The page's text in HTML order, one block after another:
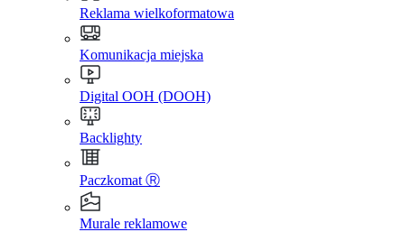
Reklama wielkoformatowa
Komunikacja miejska
Digital OOH (DOOH)
Backlighty
Paczkomat Ⓡ
Murale reklamowe